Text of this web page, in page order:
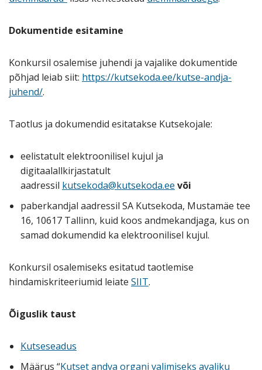
Dokumentide esitamine
Konkursil osalemise juhendi ja vajalike dokumentide
põhjad leiab siit: https://kutsekoda.ee/kutse-andja-
juhend/.
Taotlus ja dokumendid esitatakse Kutsekojale:
eelistatult elektroonilisel kujul ja
digitaalallkirjastatult
aadressil kutsekoda@kutsekoda.ee või
paberkandjal aadressil SA Kutsekoda, Mustamäe tee
16, 10617 Tallinn, kuid koos andmekandjaga, kus on
samad dokumendid ka elektroonilisel kujul.
Konkursil osalemiseks esitatud taotlemise
hindamiskriteeriumid leiate SIIT.
Õiguslik taust
Kutseseadus
Määrus “Kutset andva organi valimiseks avaliku